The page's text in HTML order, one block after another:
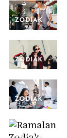
ZODIAK
ZODIAK
ZODIAK